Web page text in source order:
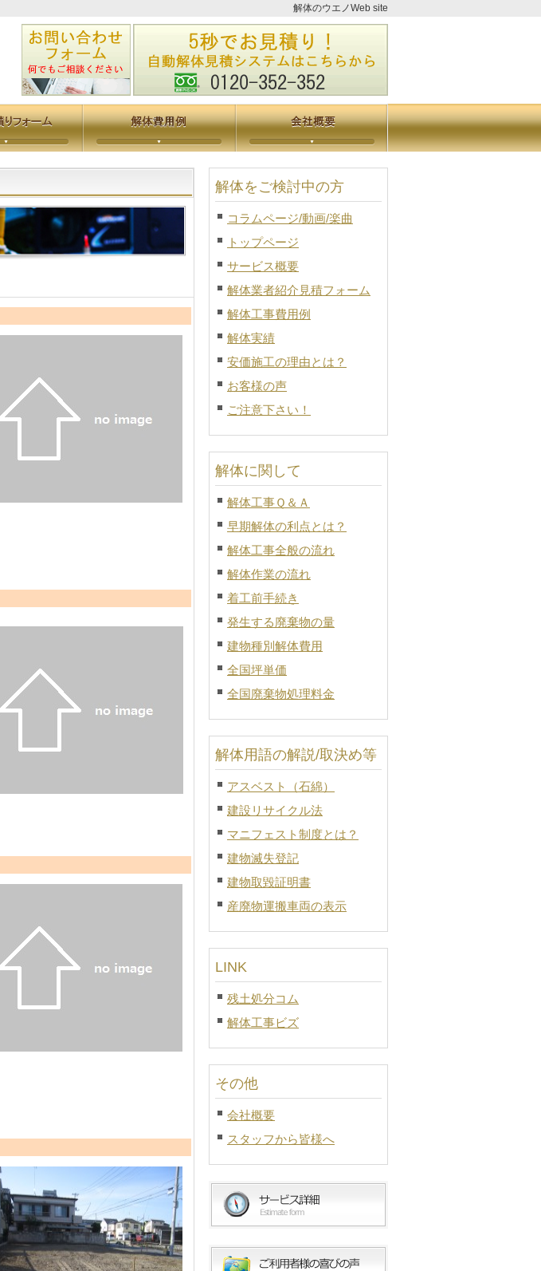
解体のウエノWeb site
解体をご検討中の方
コラムページ/動画/楽曲
トップページ
サービス概要
解体業者紹介見積フォーム
解体工事費用例
解体実績
安価施工の理由とは？
お客様の声
ご注意下さい！
解体に関して
解体工事Ｑ＆Ａ
早期解体の利点とは？
解体工事全般の流れ
解体作業の流れ
着工前手続き
発生する廃棄物の量
建物種別解体費用
全国坪単価
全国廃棄物処理料金
解体用語の解説/取決め等
アスベスト（石綿）
建設リサイクル法
マニフェスト制度とは？
建物滅失登記
建物取毀証明書
産廃物運搬車両の表示
LINK
残土処分コム
解体工事ビズ
その他
会社概要
スタッフから皆様へ